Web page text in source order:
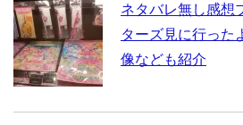
ネタバレ無し感想
ターズ見に行った
像なども紹介